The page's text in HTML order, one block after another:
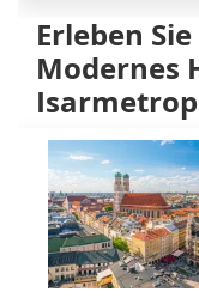
Erleben
Modernes